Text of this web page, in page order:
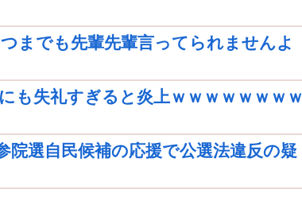
までも先輩先輩言ってられませんよ
も失礼すぎると炎上ｗｗｗｗｗｗｗｗ
選自民候補の応援で公選法違反の疑